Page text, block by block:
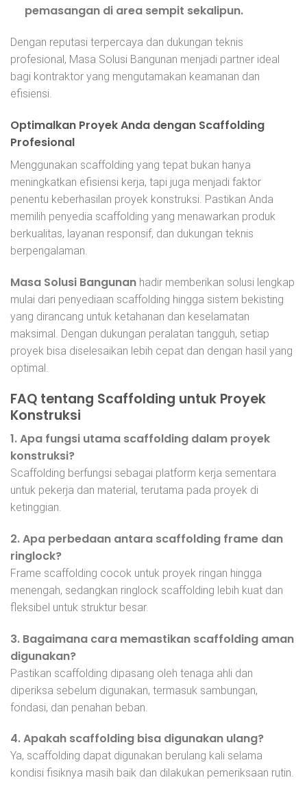
pemasangan di area sempit sekalipun.
Dengan reputasi terpercaya dan dukungan teknis
profesional, Masa Solusi Bangunan menjadi partner ideal
bagi kontraktor yang mengutamakan keamanan dan
efisiensi.
Optimalkan Proyek Anda dengan Scaffolding
Profesional
Menggunakan scaffolding yang tepat bukan hanya
meningkatkan efisiensi kerja, tapi juga menjadi faktor
penentu keberhasilan proyek konstruksi. Pastikan Anda
memilih penyedia scaffolding yang menawarkan produk
berkualitas, layanan responsif, dan dukungan teknis
berpengalaman.
Masa Solusi Bangunan hadir memberikan solusi lengkap
mulai dari penyediaan scaffolding hingga sistem bekisting
yang dirancang untuk ketahanan dan keselamatan
maksimal. Dengan dukungan peralatan tangguh, setiap
proyek bisa diselesaikan lebih cepat dan dengan hasil yang
optimal.
FAQ tentang Scaffolding untuk Proyek
Konstruksi
1. Apa fungsi utama scaffolding dalam proyek
konstruksi?
Scaffolding berfungsi sebagai platform kerja sementara
untuk pekerja dan material, terutama pada proyek di
ketinggian.
2. Apa perbedaan antara scaffolding frame dan
ringlock?
Frame scaffolding cocok untuk proyek ringan hingga
menengah, sedangkan ringlock scaffolding lebih kuat dan
fleksibel untuk struktur besar.
3. Bagaimana cara memastikan scaffolding aman
digunakan?
Pastikan scaffolding dipasang oleh tenaga ahli dan
diperiksa sebelum digunakan, termasuk sambungan,
fondasi, dan penahan beban.
4. Apakah scaffolding bisa digunakan ulang?
Ya, scaffolding dapat digunakan berulang kali selama
kondisi fisiknya masih baik dan dilakukan pemeriksaan rutin.